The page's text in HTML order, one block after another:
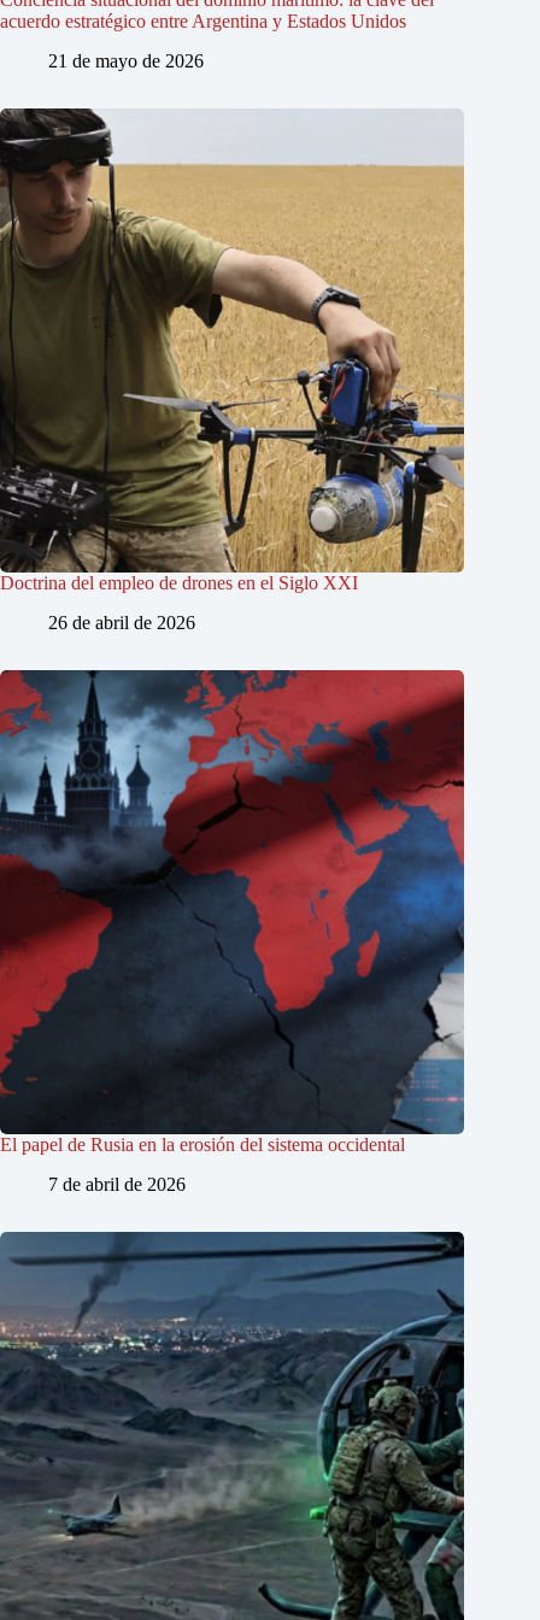
acuerdo estratégico entre Argentina y Estados Unidos
21 de mayo de 2026
Doctrina del empleo de drones en el Siglo XXI
26 de abril de 2026
El papel de Rusia en la erosión del sistema occidental
7 de abril de 2026